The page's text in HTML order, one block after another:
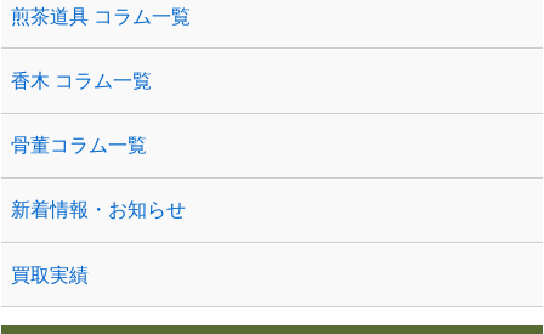
煎茶道具 コラム一覧
香木 コラム一覧
骨董コラム一覧
新着情報・お知らせ
買取実績